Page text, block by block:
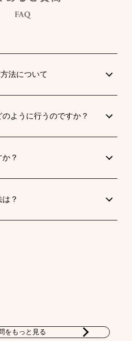
法について
ように行うのですか？
？
？
をもっと見る